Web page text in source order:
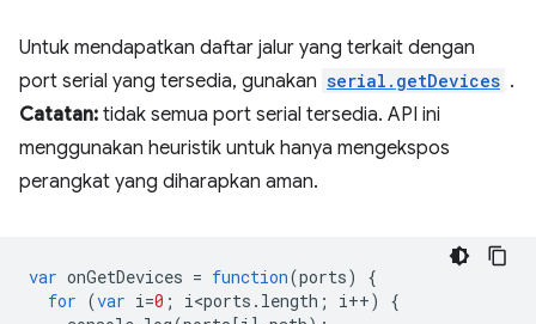
Untuk mendapatkan daftar jalur yang terkait dengan
port serial yang tersedia, gunakan serial.getDevices .
Catatan: tidak semua port serial tersedia. API ini
menggunakan heuristik untuk hanya mengekspos
perangkat yang diharapkan aman.
var onGetDevices = function(ports)
{
for (var i=0 ; i<ports . length ; i++)
{